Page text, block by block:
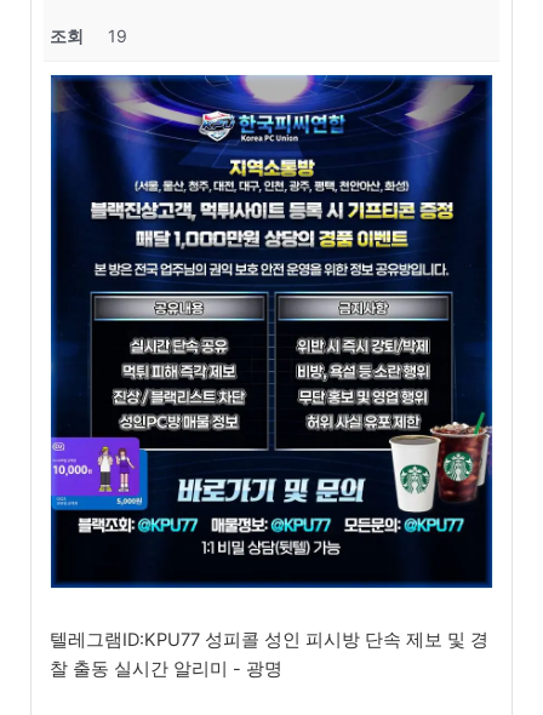
조회 19
텔레그램ID:KPU77 성피콜 성인 피시방 단속 제보 및 경
찰 출동 실시간 알리미 - 광명